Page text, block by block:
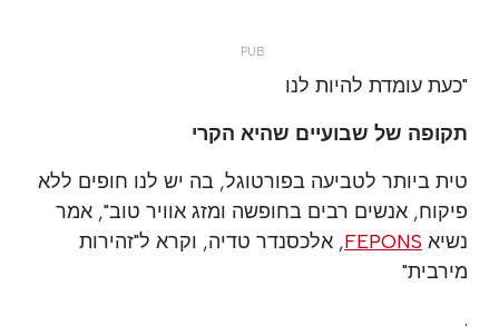
"כעת עומדת להיות לנו
תקופה של שבועיים שהיא הקרי
טית ביותר לטביעה בפורטוגל, בה יש לנו חופים ללא
פיקוח, אנשים רבים בחופשה ומזג אוויר טוב", אמר
נשיא FEPONS, אלכסנדר טדיה, וקרא ל"זהירות
מירבית"
.